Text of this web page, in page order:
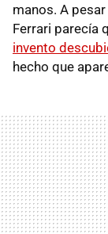
manos. A
Ferrari parecía
invento
hecho que